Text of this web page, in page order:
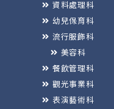
資料處理科
幼兒保育科
流行服飾科
美容科
餐飲管理科
觀光事業科
表演藝術科